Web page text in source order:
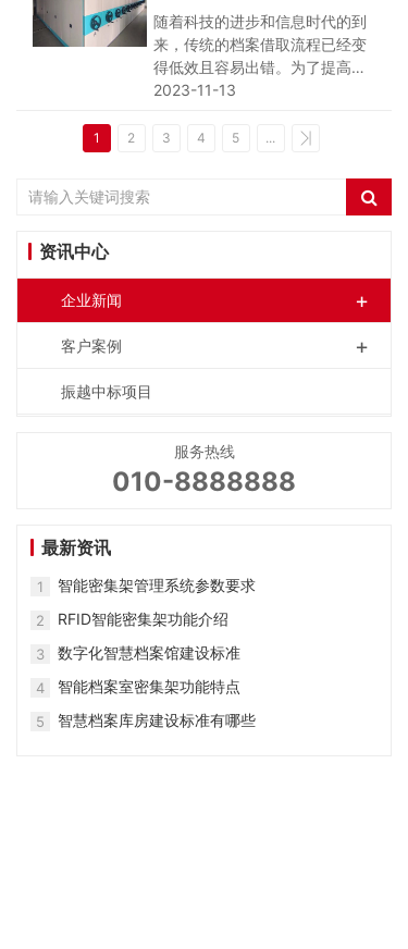
柜的特点、应用和优势，以帮助
您更好地了解这一高效的文件管
理工具。
随着科技的进步和信息时代的到
来，传统的档案借取流程已经变
得低效且容易出错。为了提高工
作效率并确保信息的安全性，现
流程的智能解决方案。本文将探
案借取流程，实现工作效率的提
2023-11-13
1 2 3 4 5 ...
资讯中心
企业新闻 +
客户案例 +
振越中标项目
服务热线
010-8888888
最新资讯
1 智能密集架管理系统参数要求
2 RFID智能密集架功能介绍
3 数字化智慧档案馆建设标准
4 智能档案室密集架功能特点
5 智慧档案库房建设标准有哪些